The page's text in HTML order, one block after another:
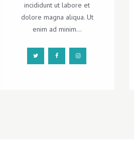
incididunt ut labore et
dolore magna aliqua. Ut
enim ad minim...